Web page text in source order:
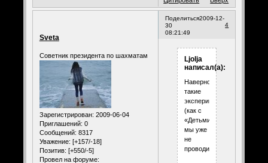
Поделиться
4
2009-12-
30
08:21:49
Sveta
Советник президента по шахматам
Зарегистрирован: 2009-06-04
Приглашений: 0
Сообщений: 8317
Уважение: [+157/-18]
Позитив: [+550/-5]
Провел на форуме:
Ljolja
написал(а):
Наверное
такие
эксперименты
(как с
«Детьми»)
мы уже
не
проводим,